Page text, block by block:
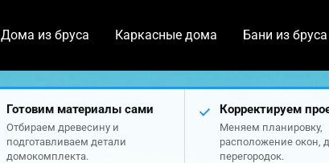
Дома из бруса Каркасные дома Бани из бруса
Готовим материалы сами
Отбираем древесину и
подготавливаем детали
домокомплекта.
Корректируем
Меняем планировку,
расположение окон,
перегородок.